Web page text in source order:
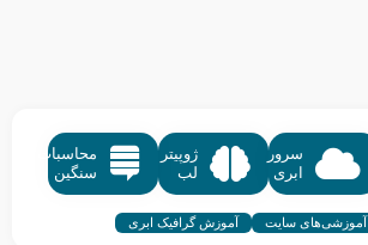
ژوپیتر
لب
سرور
ابری
محاسبات
سنگین
آموزشی‌های سایت
آموزش گرافیک ابری